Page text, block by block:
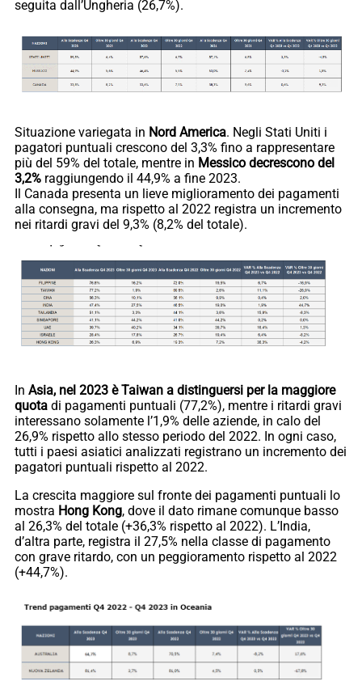
seguita dall’Ungheria (26,7%).
Situazione variegata in Nord America. Negli Stati Uniti i
pagatori puntuali crescono del 3,3% fino a rappresentare
più del 59% del totale, mentre in Messico decrescono del
3,2% raggiungendo il 44,9% a fine 2023.
Il Canada presenta un lieve miglioramento dei pagamenti
alla consegna, ma rispetto al 2022 registra un incremento
nei ritardi gravi del 9,3% (8,2% del totale).
In Asia, nel 2023 è Taiwan a distinguersi per la maggiore
quota di pagamenti puntuali (77,2%), mentre i ritardi gravi
interessano solamente l’1,9% delle aziende, in calo del
26,9% rispetto allo stesso periodo del 2022. In ogni caso,
tutti i paesi asiatici analizzati registrano un incremento dei
pagatori puntuali rispetto al 2022.
La crescita maggiore sul fronte dei pagamenti puntuali lo
mostra Hong Kong, dove il dato rimane comunque basso
al 26,3% del totale (+36,3% rispetto al 2022). L’India,
d’altra parte, registra il 27,5% nella classe di pagamento
con grave ritardo, con un peggioramento rispetto al 2022
(+44,7%).